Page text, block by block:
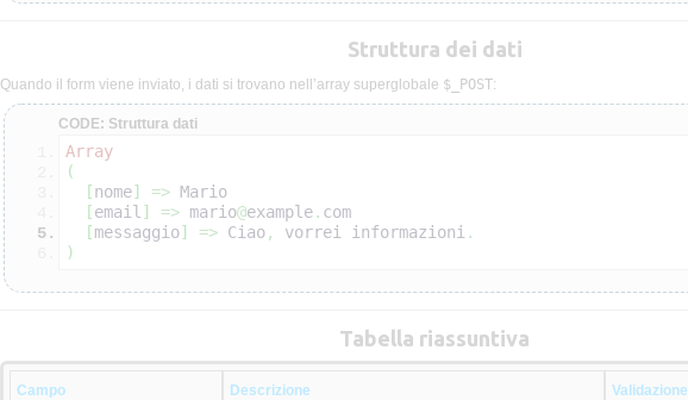
Struttura dei dati
Quando il form viene inviato, i dati si trovano nell’array superglobale $_POST:
CODE: Struttura dati
Array
(
[nome] => Mario
[email ] => mario@example. com
[messaggio] => Ciao, vorrei informazioni .
)
Tabella riassuntiva
Campo Descrizione Validazione